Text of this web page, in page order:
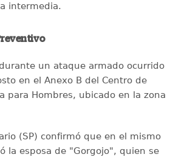
intermedia.
un ataque armado ocurrido
en el Anexo B del Centro de
para Hombres, ubicado en la zona
(SP) confirmó que en el mismo
la esposa de "Gorgojo", quien se